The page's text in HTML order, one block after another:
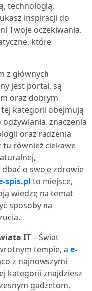
technologią,
inspiracji do
Twoje oczekiwania.
które
z głównych
jest portal, są
oraz dobrym
tej kategorii obejmują
znaczenia
oraz radzenia
tu również ciekawe
o swoje zdrowie
spis.pl to miejsce,
wiedzę na temat
sposoby na
IT– Świat
tempie, a e-
z najnowszymi
kategorii znajdziesz
gadżetom,